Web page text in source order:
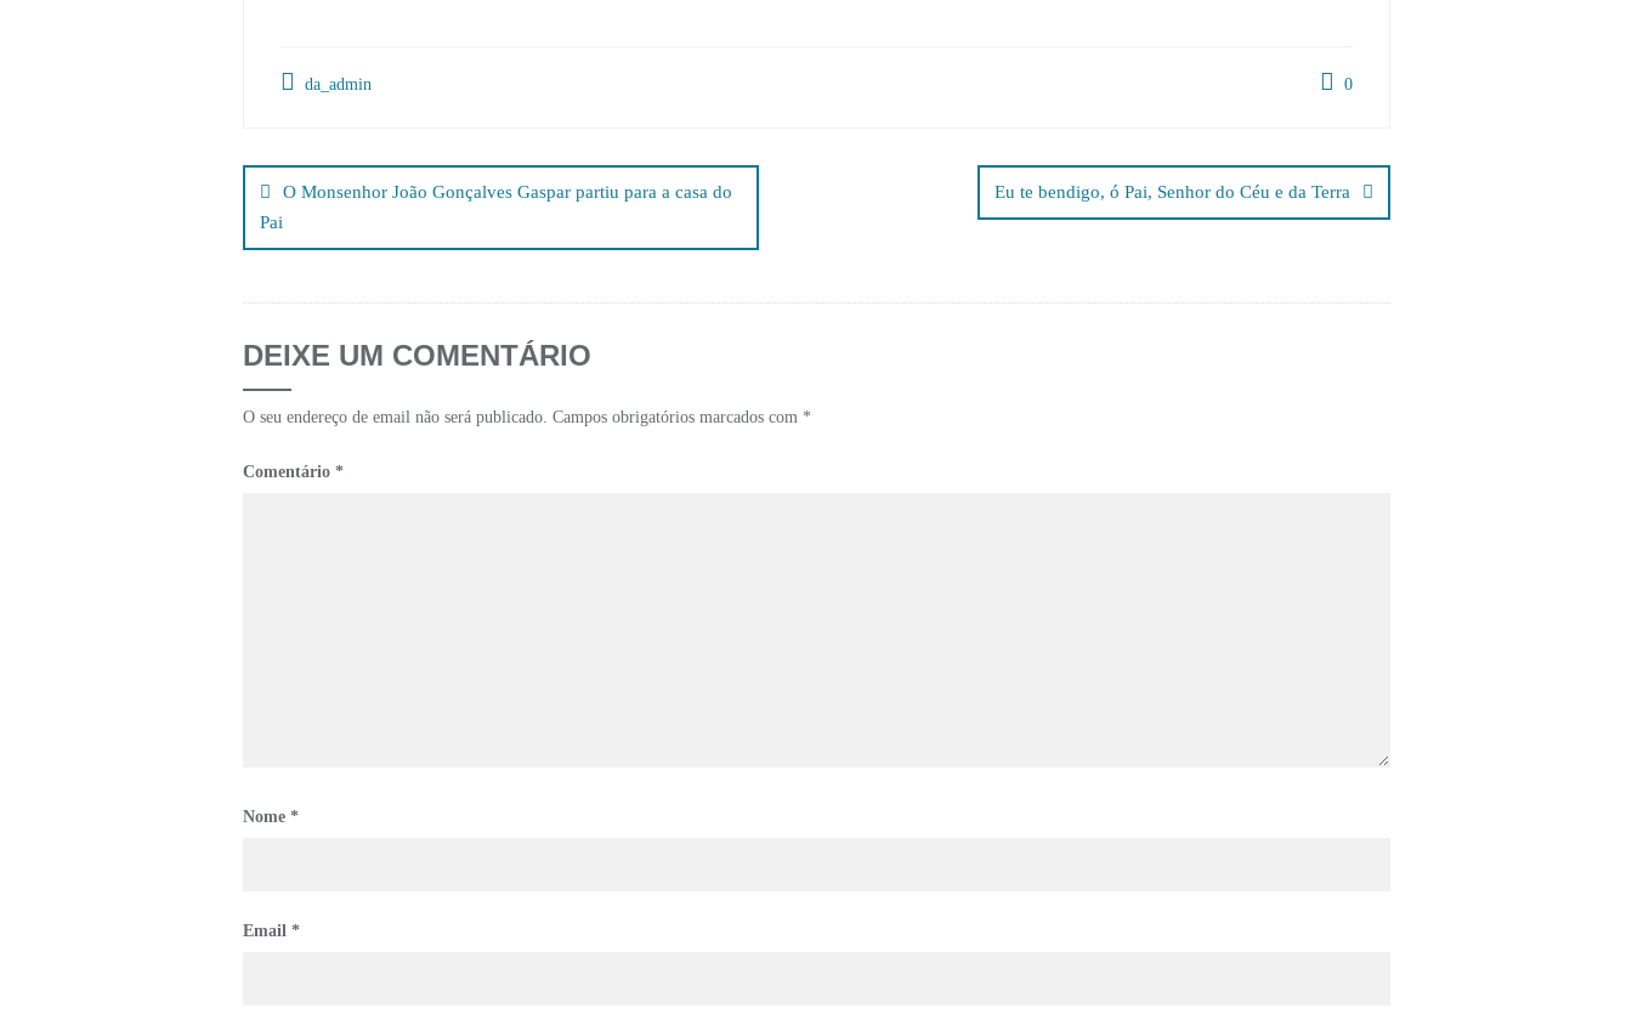
da_admin 0
de
artigos
O Monsenhor João Gonçalves Gaspar partiu para a casa do
Pai
Eu te bendigo, ó Pai, Senhor do Céu e da Terra
DEIXE UM COMENTÁRIO
O seu endereço de email não será publicado. Campos obrigatórios marcados com *
Comentário *
Nome *
Email *